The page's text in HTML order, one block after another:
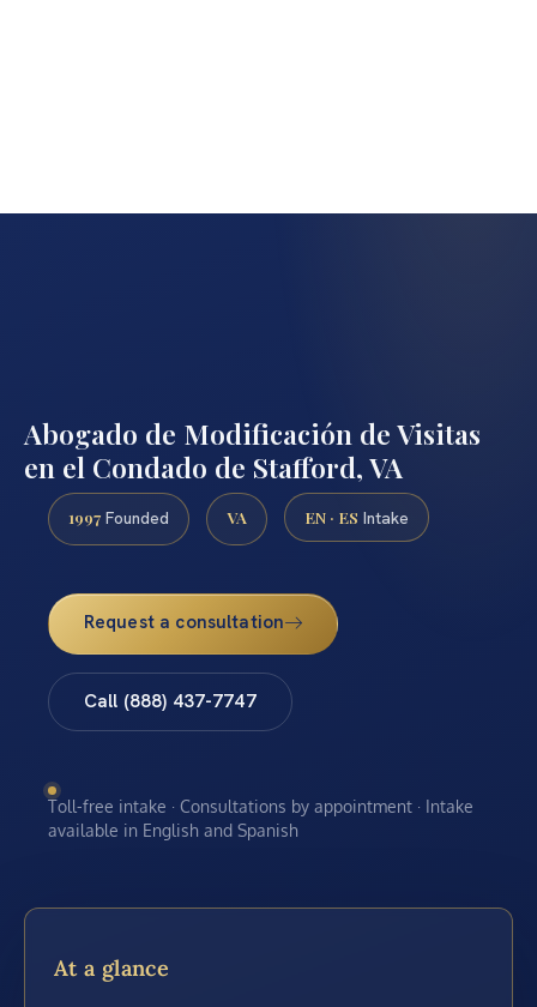
Abogado de Modificación de Visitas
en el Condado de Stafford, VA
1997 Founded VA EN · ES Intake
Request a consultation
Call (888) 437-7747
Toll-free intake · Consultations by appointment · Intake
available in English and Spanish
At a glance